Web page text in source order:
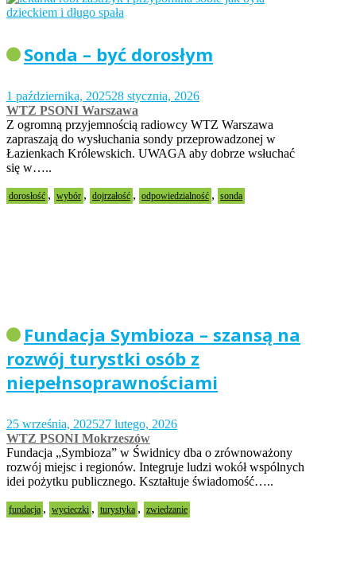
Sonda – być dorosłym
1 października, 202528 stycznia, 2026
WTZ PSONI Warszawa
Z ogromną przyjemnością radiowcy WTZ Warszawa
zapraszają do wysłuchania sondy przeprowadzonej w
Łazienkach Królewskich. UWAGA aby dobrze wsłuchać
się w…..
dorosłość , wybór , dojrzałość , odpowiedzialność , sonda
Fundacja Symbioza – szansą na
rozwój turystki osób z
niepełnsoprawnościami
25 września, 202527 lutego, 2026
WTZ PSONI Mokrzeszów
Fundacja „Symbioza” w Świdnicy dba o zrównoważony
rozwój miejsc i regionów. Integruje ludzi wokół wspólnych
idei pożytku publicznego. Kształtuje świadomość…..
fundacja , wycieczki , turystyka , zwiedzanie